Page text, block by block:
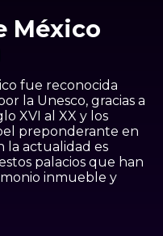
México
fue reconocida
la Unesco, gracias a
XVI al XX y los
preponderante en
la actualidad es
palacios que han
inmueble y